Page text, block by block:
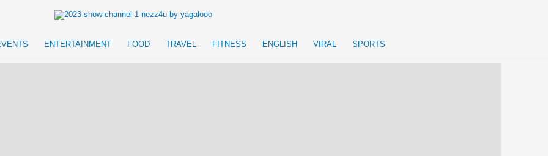
ENTERTAINMENT FOOD TRAVEL FITNESS ENGLISH VIRAL SPORTS